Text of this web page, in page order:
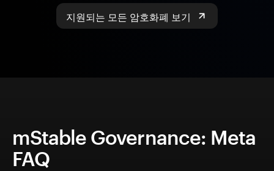
지원되는 모든 암호화폐 보기
mStable Governance: Meta
FAQ